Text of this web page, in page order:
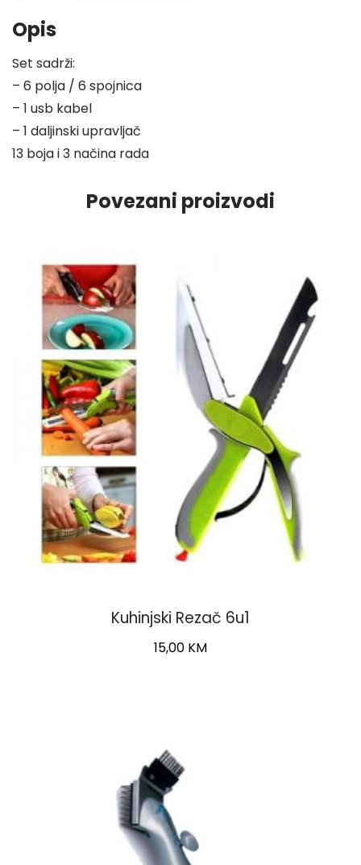
Opis
Set sadrži:
– 6 polja / 6 spojnica
– 1 usb kabel
– 1 daljinski upravljač
13 boja i 3 načina rada
Povezani proizvodi
Kuhinjski Rezač 6u1
15,00 KM